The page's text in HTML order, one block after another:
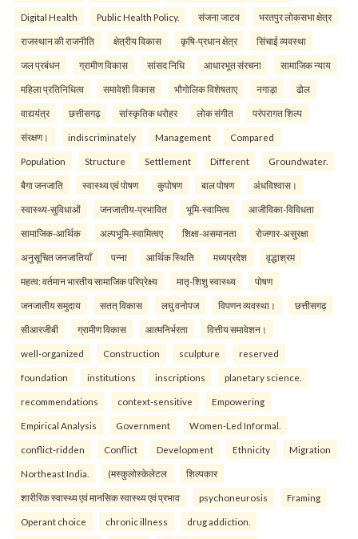
Digital Health Public Health Policy. संजना जाटव भरतपुर लोकसभा क्षेत्र
राजस्थान की राजनीति क्षेत्रीय विकास कृषि-प्रधान क्षेत्र सिंचाई व्यवस्था
जल प्रबंधन ग्रामीण विकास सांसद निधि आधारभूत संरचना सामाजिक न्याय
महिला प्रतिनिधित्व समावेशी विकास भौगोलिक विशेषताए नगाड़ा ढोल
वाद्ययंत्र छत्तीसगढ़ सांस्कृतिक धरोहर लोक संगीत परंपरागत शिल्प
संरक्षण। indiscriminately Management Compared
Population Structure Settlement Different Groundwater.
बैगा जनजाति स्वास्थ्य एवं पोषण कुपोषण बाल पोषण अंधविश्वास।
स्वास्थ्य-सुविधाओं जनजातीय-प्रभावित भूमि-स्वामित्व आजीविका-विविधता
सामाजिक-आर्थिक अल्पभूमि-स्वामित्वए शिक्षा-असमानता रोजगार-असुरक्षा
अनुसूचित जनजातियाँ पन्ना आर्थिक स्थिति मध्यप्रदेश वृद्धाश्रम
महत्व: वर्तमान भारतीय सामाजिक परिप्रेक्ष्य मातृ-शिशु स्वास्थ्य पोषण
जनजातीय समुदाय सतत् विकास लघु वनोपज विपणन व्यवस्था। छत्तीसगढ़
सीआरजीबी ग्रामीण विकास आत्मनिर्भरता वित्तीय समावेशन।
well-organized Construction sculpture reserved
foundation institutions inscriptions planetary science.
recommendations context-sensitive Empowering
Empirical Analysis Government Women-Led Informal.
conflict-ridden Conflict Development Ethnicity Migration
Northeast India. (मस्कुलोस्केलेटल शिल्पकार
शारीरिक स्वास्थ्य एवं मानसिक स्वास्थ्य एवं प्रभाव psychoneurosis Framing
Operant choice chronic illness drug addiction.